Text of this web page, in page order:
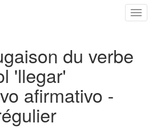
du verbe
'llegar'
afirmativo -